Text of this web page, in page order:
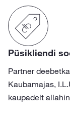
Püsikliendi
Partner
Kaubamajas,
kaupadelt